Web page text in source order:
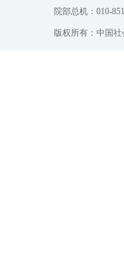
院部总机：010-
版权所有：中国